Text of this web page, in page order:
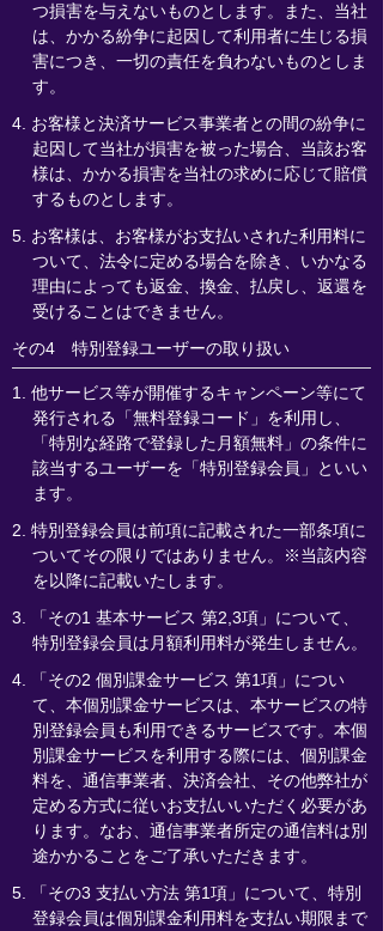
つ損害を与えないものとします。また、当社
は、かかる紛争に起因して利用者に生じる損
害につき、一切の責任を負わないものとしま
す。
4. お客様と決済サービス事業者との間の紛争に
起因して当社が損害を被った場合、当該お客
様は、かかる損害を当社の求めに応じて賠償
するものとします。
5. お客様は、お客様がお支払いされた利用料に
ついて、法令に定める場合を除き、いかなる
理由によっても返金、換金、払戻し、返還を
受けることはできません。
その4 特別登録ユーザーの取り扱い
1. 他サービス等が開催するキャンペーン等にて
発行される「無料登録コード」を利用し、
「特別な経路で登録した月額無料」の条件に
該当するユーザーを「特別登録会員」といい
ます。
2. 特別登録会員は前項に記載された一部条項に
ついてその限りではありません。※当該内容
を以降に記載いたします。
3. 「その1 基本サービス 第2,3項」について、
特別登録会員は月額利用料が発生しません。
4. 「その2 個別課金サービス 第1項」につい
て、本個別課金サービスは、本サービスの特
別登録会員も利用できるサービスです。本個
別課金サービスを利用する際には、個別課金
料を、通信事業者、決済会社、その他弊社が
定める方式に従いお支払いいただく必要があ
ります。なお、通信事業者所定の通信料は別
途かかることをご了承いただきます。
5. 「その3 支払い方法 第1項」について、特別
登録会員は個別課金利用料を支払い期限まで